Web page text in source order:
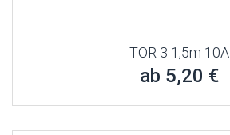
TOR 3 1,5m 10A
ab 5,20 €